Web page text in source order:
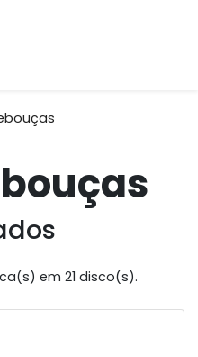
em 21 disco(s).